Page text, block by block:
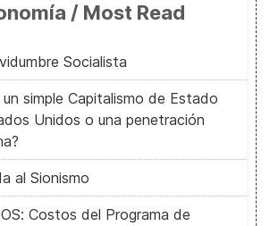
/ Most Read
Socialista
simple Capitalismo de Estado
Unidos o una penetración
al Sionismo
Costos del Programa de